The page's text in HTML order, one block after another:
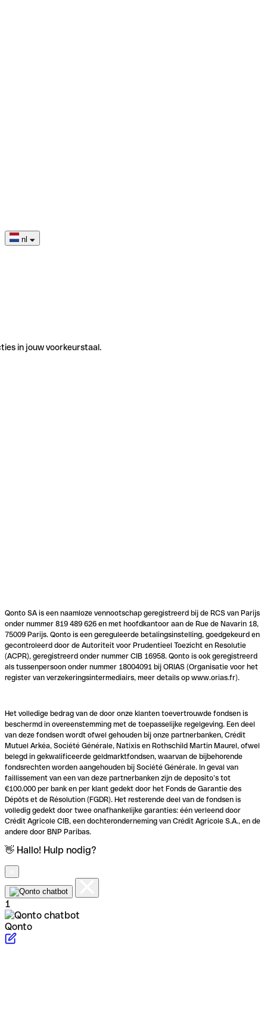
nl
in jouw voorkeurstaal.
Qonto SA is een naamloze vennootschap geregistreerd bij de RCS van Parijs
onder nummer 819 489 626 en met hoofdkantoor aan de Rue de Navarin 18,
75009 Parijs. Qonto is een gereguleerde betalingsinstelling, goedgekeurd en
gecontroleerd door de Autoriteit voor Prudentieel Toezicht en Resolutie
(ACPR), geregistreerd onder nummer CIB 16958. Qonto is ook geregistreerd
als tussenpersoon onder nummer 18004091 bij ORIAS (Organisatie voor het
register van verzekeringsintermediairs, meer details op www.orias.fr).
Het volledige bedrag van de door onze klanten toevertrouwde fondsen is
beschermd in overeenstemming met de toepasselijke regelgeving. Een deel
van deze fondsen wordt ofwel gehouden bij onze partnerbanken, Crédit
Mutuel Arkéa, Société Générale, Natixis en Rothschild Martin Maurel, ofwel
belegd in gekwalificeerde geldmarktfondsen, waarvan de bijbehorende
fondsrechten worden aangehouden bij Société Générale. In geval van
faillissement van een van deze partnerbanken zijn de deposito’s tot
€100.000 per bank en per klant gedekt door het Fonds de Garantie des
Dépôts et de Résolution (FGDR). Het resterende deel van de fondsen is
volledig gedekt door twee onafhankelijke garanties: één verleend door
Crédit Agricole CIB, een dochteronderneming van Crédit Agricole S.A., en de
andere door BNP Paribas.
👋 Hallo! Hulp nodig?
1
Qonto